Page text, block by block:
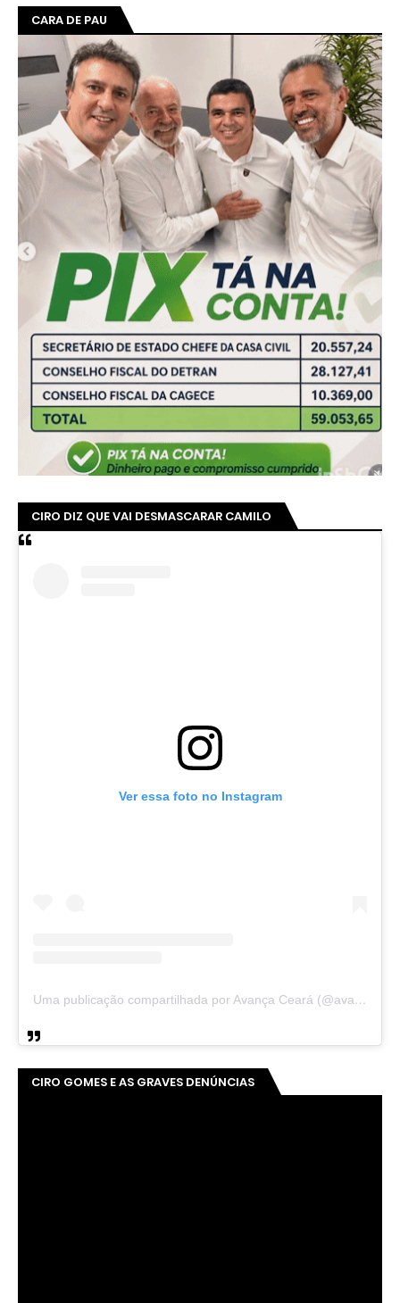
CARA DE PAU
CIRO DIZ QUE VAI DESMASCARAR CAMILO
Ver essa foto no Instagram
Uma publicação compartilhada por Avança Ceará (@avancaceara)
CIRO GOMES E AS GRAVES DENÚNCIAS